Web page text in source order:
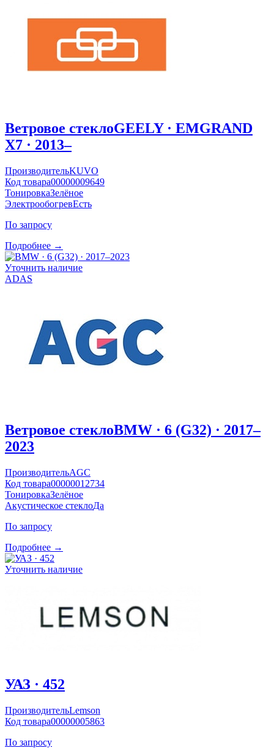
Ветровое стеклоGEELY · EMGRAND
X7 · 2013–
ПроизводительKUVO
Код товара00000009649
ТонировкаЗелёное
ЭлектрообогревЕсть
По запросу
Подробнее →
Уточнить наличие
ADAS
Ветровое стеклоBMW · 6 (G32) · 2017–
2023
ПроизводительAGC
Код товара00000012734
ТонировкаЗелёное
Акустическое стеклоДа
По запросу
Подробнее →
Уточнить наличие
УАЗ · 452
ПроизводительLemson
Код товара00000005863
По запросу